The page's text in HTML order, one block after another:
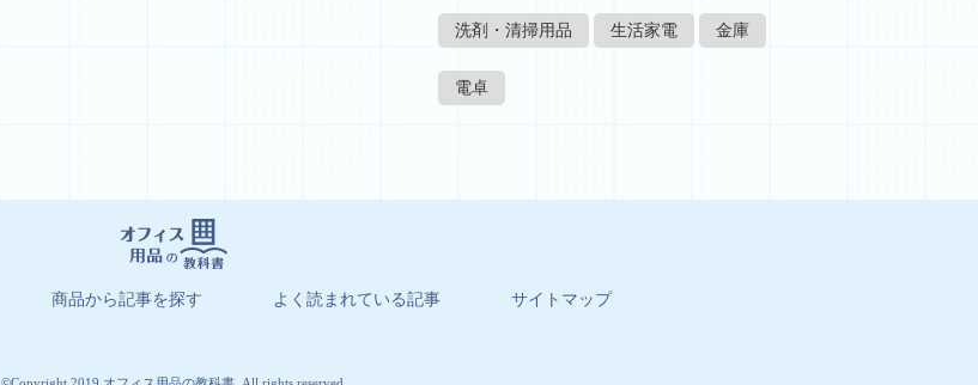
洗剤・清掃用品 生活家電 金庫
電卓
商品から記事を探す よく読まれている記事 サイトマップ